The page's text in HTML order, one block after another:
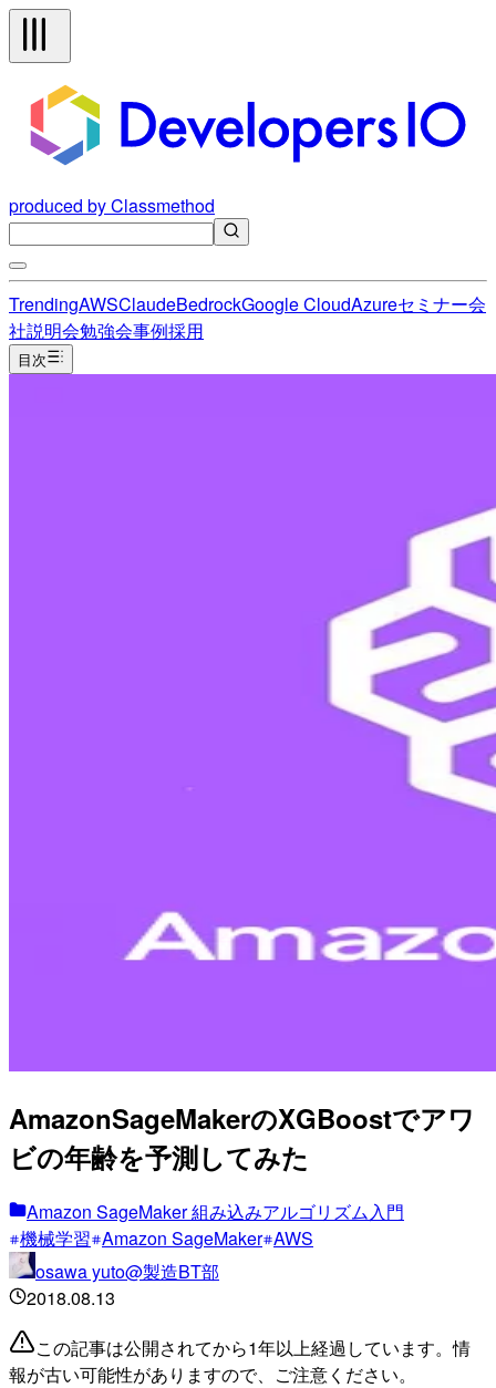
produced by Classmethod
TrendingAWSClaudeBedrockGoogle CloudAzureセミナー会
社説明会勉強会事例採用
目次
AmazonSageMakerのXGBoostでアワ
ビの年齢を予測してみた
Amazon SageMaker 組み込みアルゴリズム入門
機械学習 Amazon SageMaker AWS
osawa yuto@製造BT部
2018.08.13
この記事は公開されてから1年以上経過しています。情
報が古い可能性がありますので、ご注意ください。